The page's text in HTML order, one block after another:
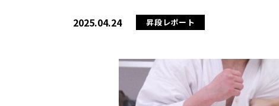
2025.04.24 昇段レポート